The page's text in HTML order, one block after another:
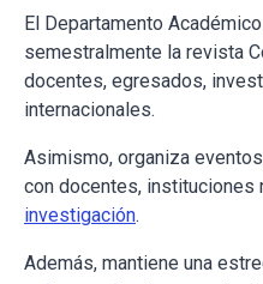
El Departamento
semestralmente la revista
docentes, egresados,
internacionales.
Asimismo, organiza
con docentes, instituciones
investigación.
Además, mantiene una